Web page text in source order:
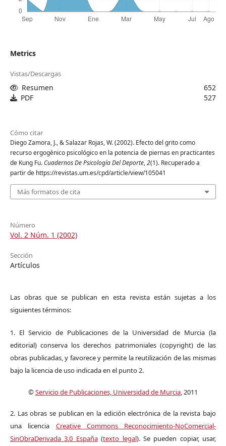
Metrics
Vistas/Descargas
Resumen
652
PDF
527
Cómo citar
Diego Zamora, J., & Salazar Rojas, W. (2002). Efecto del grito como
recurso ergogénico psicológico en la potencia de piernas en practicantes
de Kung Fu.Cuadernos De Psicología Del Deporte,2(1). Recuperado a
partir de https://revistas.um.es/cpd/article/view/105041
Más formatos de cita
Número
Vol. 2 Núm. 1 (2002)
Sección
Artículos
Las obras que se publican en esta revista están sujetas a los
siguientes términos:
1. El Servicio de Publicaciones de la Universidad de Murcia (la
editorial) conserva los derechos patrimoniales (copyright) de las
obras publicadas, y favorece y permite la reutilización de las mismas
bajo la licencia de uso indicada en el punto 2.
©Servicio de Publicaciones, Universidad de Murcia, 2011
2. Las obras se publican en la edición electrónica de la revista bajo
una licencia Creative Commons Reconocimiento-NoComercial-
SinObraDerivada 3.0 España(texto legal). Se pueden copiar, usar,